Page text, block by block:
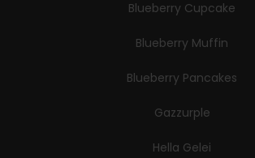
Blueberry Cupcake
Blueberry Muffin
Blueberry Pancakes
Gazzurple
Hella Gelei